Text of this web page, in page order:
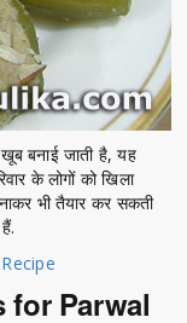
खूब बनाई जाती है, यह
के लोगों को खिला
भी तैयार कर सकती
for Parwal